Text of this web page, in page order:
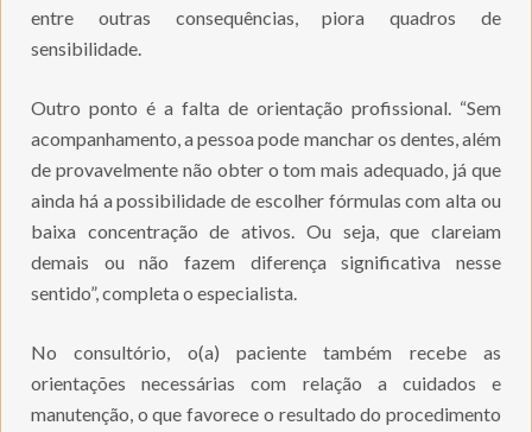
entre outras consequências, piora quadros de
sensibilidade.
Outro ponto é a falta de orientação profissional. “Sem
acompanhamento, a pessoa pode manchar os dentes, além
de provavelmente não obter o tom mais adequado, já que
ainda há a possibilidade de escolher fórmulas com alta ou
baixa concentração de ativos. Ou seja, que clareiam
demais ou não fazem diferença significativa nesse
sentido”, completa o especialista.
No consultório, o(a) paciente também recebe as
orientações necessárias com relação a cuidados e
manutenção, o que favorece o resultado do procedimento